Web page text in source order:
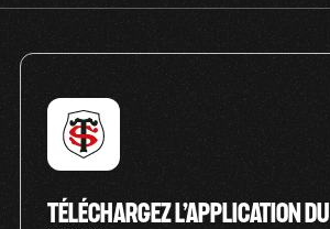
TÉLÉCHARGEZ L’APPLICATION DU